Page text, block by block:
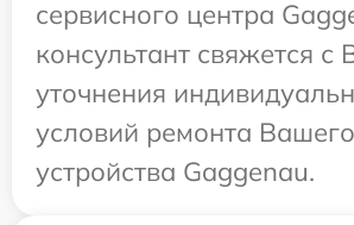
сервисного центра
консультант свяжется с
уточнения
условий ремонта Вашего
устройства Gaggenau.